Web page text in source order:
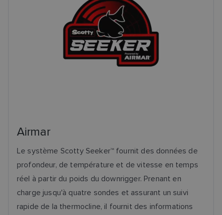
Airmar
Le système Scotty Seeker™ fournit des données de
profondeur, de température et de vitesse en temps
réel à partir du poids du downrigger. Prenant en
charge jusqu'à quatre sondes et assurant un suivi
rapide de la thermocline, il fournit des informations